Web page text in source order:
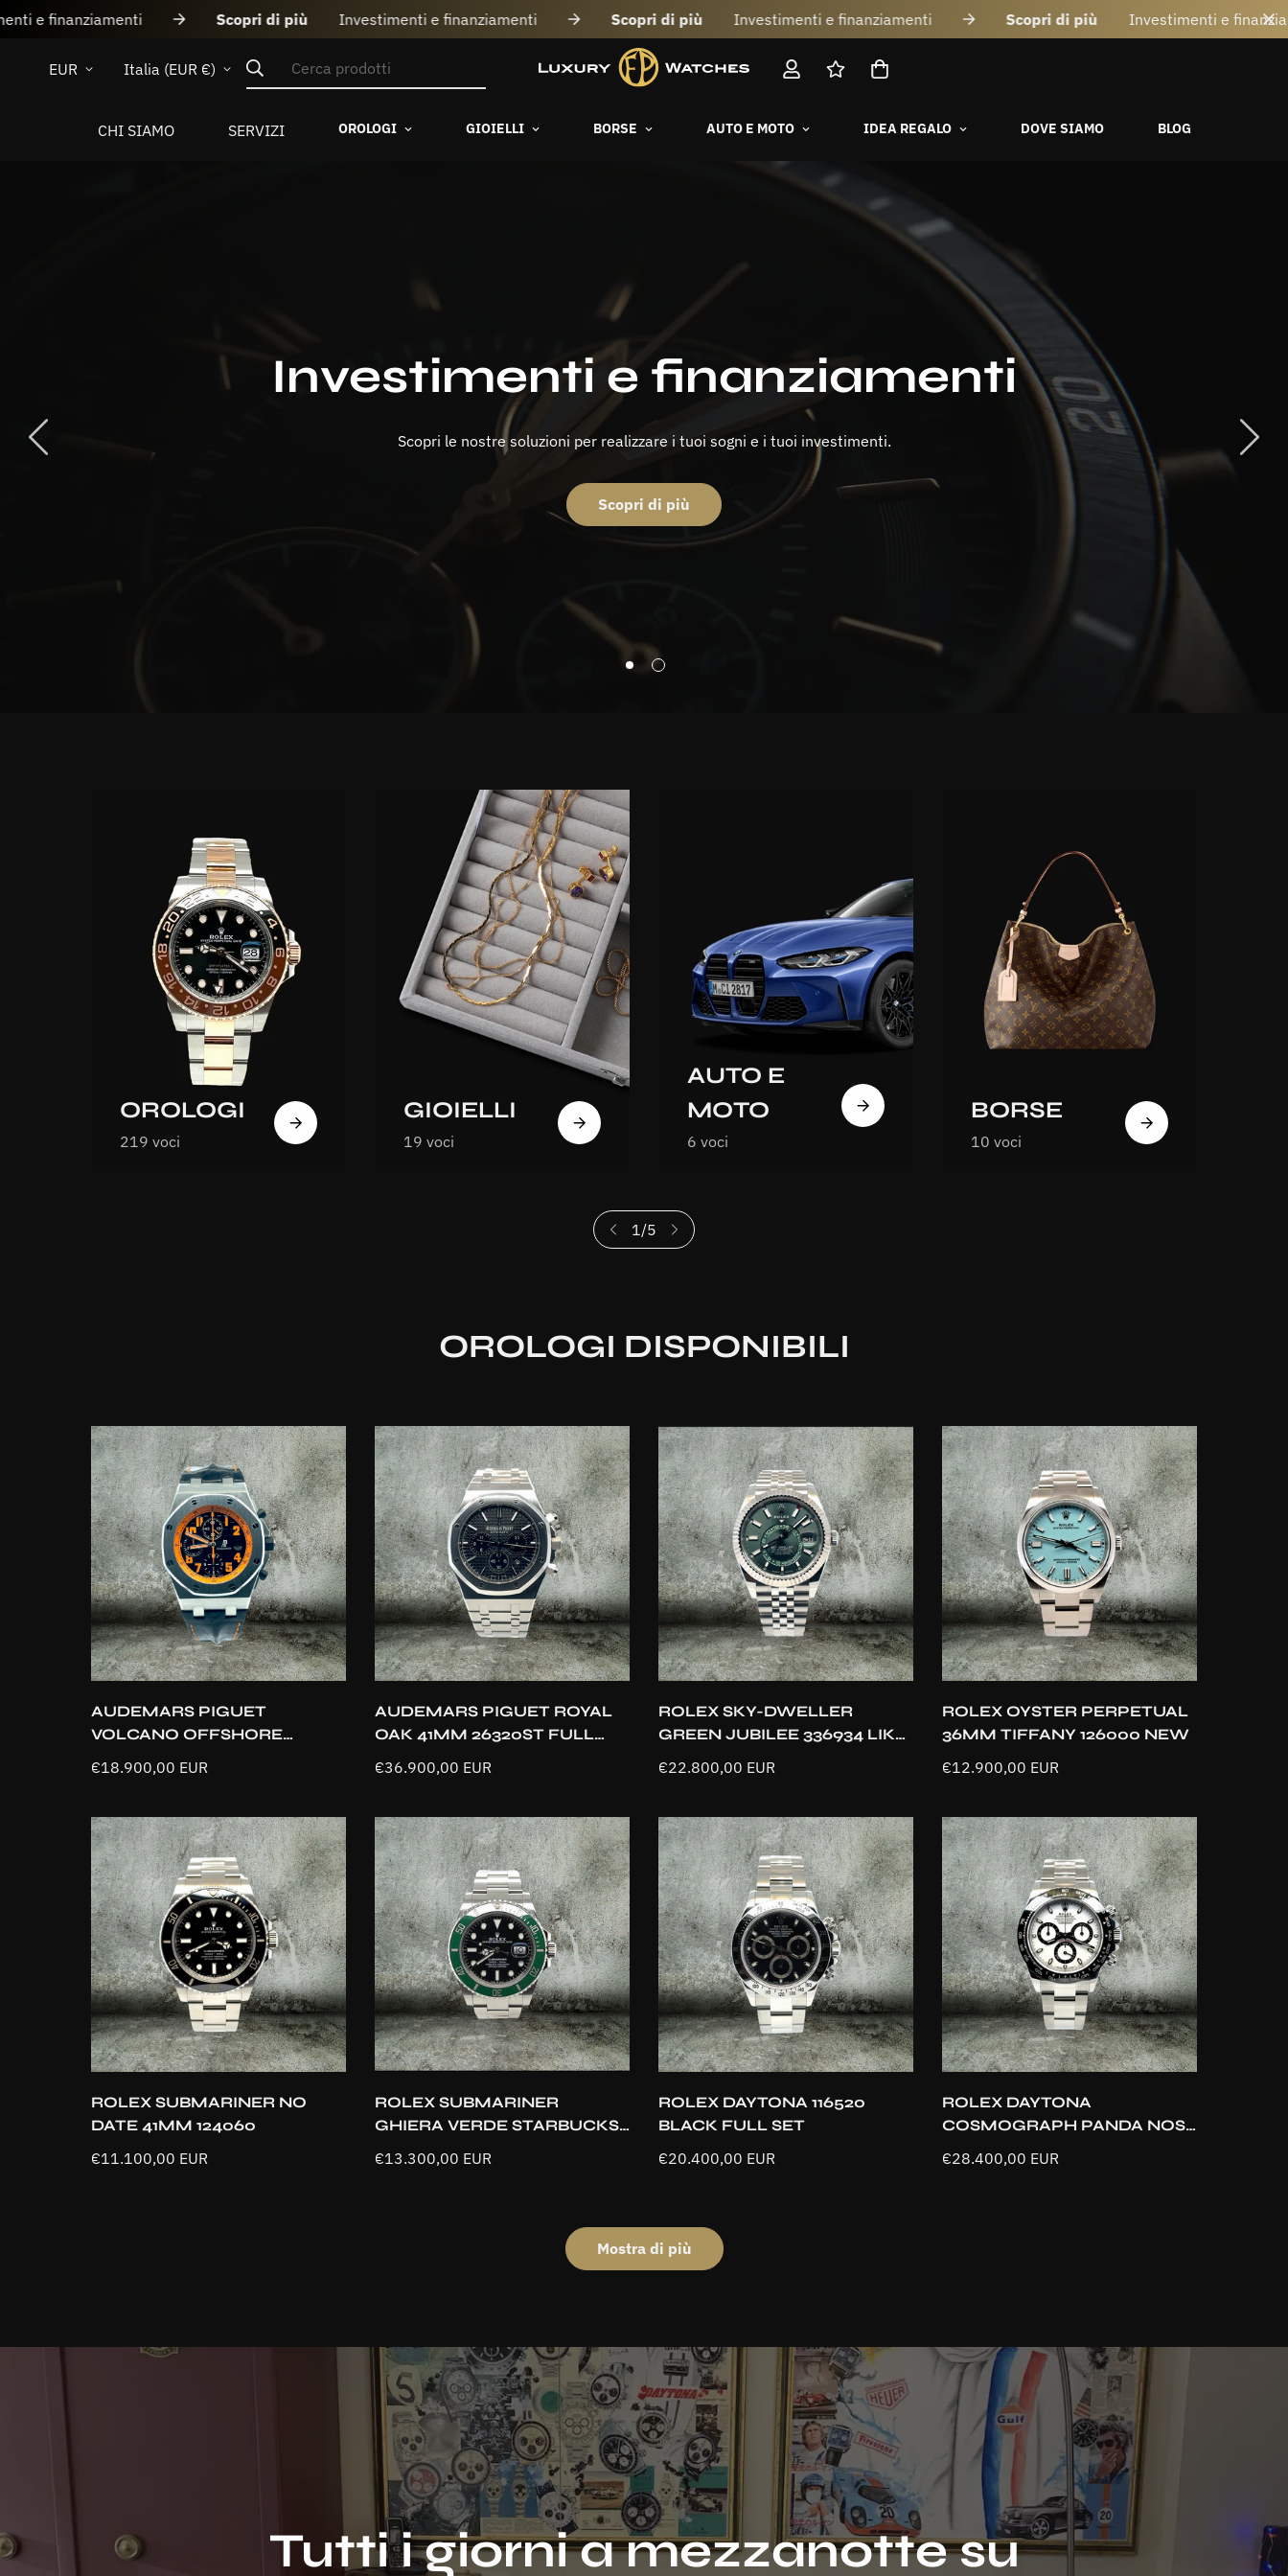
di più Investimenti e finanziamenti Scopri di più Investimenti e finanziamenti Scopri di più Investimenti e finanziamenti Scopri di più
EUR Italia (EUR €) Cerca prodotti
CHI SIAMO SERVIZI OROLOGI GIOIELLI BORSE AUTO E MOTO IDEA REGALO DOVE SIAMO BLOG
Investimenti e finanziamenti
Scopri le nostre soluzioni per realizzare i tuoi sogni e i tuoi investimenti.
Scopri di più
OROLOGI
219 voci
GIOIELLI
19 voci
AUTO E
MOTO
6 voci
BORSE
10 voci
1/5
OROLOGI DISPONIBILI
Aggiunta rapida
AUDEMARS PIGUET
VOLCANO OFFSHORE
Prezzo
€18.900,00 EUR
Aggiunta rapida
AUDEMARS PIGUET ROYAL
OAK 41MM 26320ST FULL
Prezzo
€36.900,00 EUR
Aggiunta rapida
ROLEX SKY-DWELLER
GREEN JUBILEE 336934 LIKE
Prezzo
€22.800,00 EUR
Aggiunta rapida
ROLEX OYSTER PERPETUAL
36MM TIFFANY 126000 NEW
Prezzo
€12.900,00 EUR
Aggiunta rapida
ROLEX SUBMARINER NO
DATE 41MM 124060
Prezzo
€11.100,00 EUR
Aggiunta rapida
ROLEX SUBMARINER
GHIERA VERDE STARBUCKS
Prezzo
€13.300,00 EUR
Aggiunta rapida
ROLEX DAYTONA 116520
BLACK FULL SET
Prezzo
€20.400,00 EUR
Aggiunta rapida
ROLEX DAYTONA
COSMOGRAPH PANDA NOS
Prezzo
€28.400,00 EUR
Mostra di più
Tutti i giorni a mezzanotte su
Confirm your age
Are you 18 years old or older?